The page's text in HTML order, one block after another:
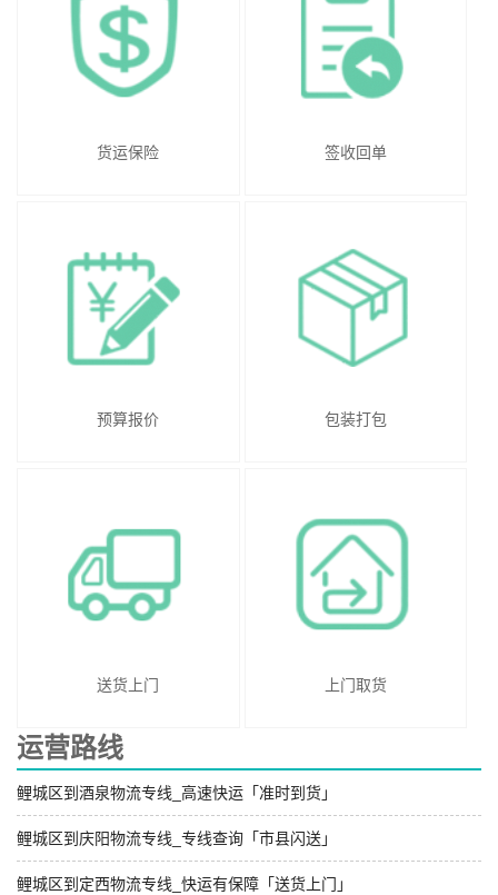
货运保险 签收回单
预算报价 包装打包
送货上门 上门取货
运营路线
鲤城区到酒泉物流专线_高速快运「准时到货」
鲤城区到庆阳物流专线_专线查询「市县闪送」
鲤城区到定西物流专线_快运有保障「送货上门」